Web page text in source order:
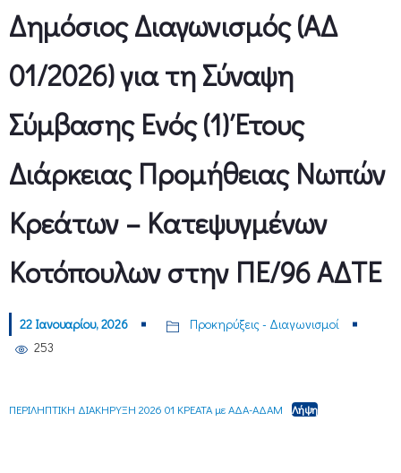
Δημόσιος Διαγωνισμός (ΑΔ
01/2026) για τη Σύναψη
Σύμβασης Ενός (1) Έτους
Διάρκειας Προμήθειας Νωπών
Κρεάτων – Κατεψυγμένων
Κοτόπουλων στην ΠΕ/96 ΑΔΤΕ
22 Ιανουαρίου, 2026
Προκηρύξεις - Διαγωνισμοί
253
ΠΕΡΙΛΗΠΤΙΚΗ ΔΙΑΚΗΡΥΞΗ 2026 01 ΚΡΕΑΤΑ με ΑΔΑ-ΑΔΑΜ Λήψη